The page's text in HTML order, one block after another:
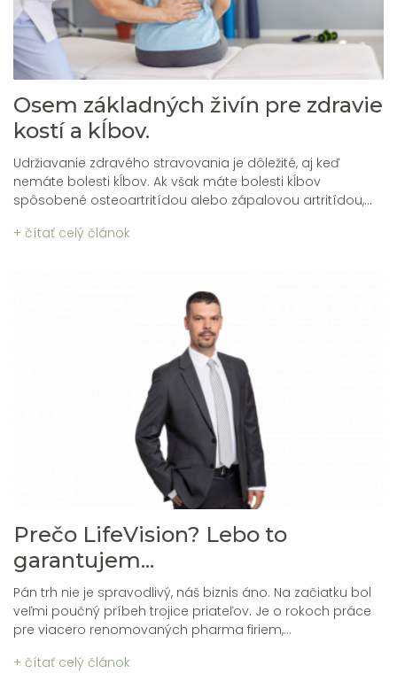
Osem základných živín pre zdravie
kostí a kĺbov.
Udržiavanie zdravého stravovania je dôležité, aj keď
nemáte bolesti kĺbov. Ak však máte bolesti kĺbov
spôsobené osteoartritídou alebo zápalovou artritídou,...
+ čítať celý článok
Prečo LifeVision? Lebo to
garantujem...
Pán trh nie je spravodlivý, náš biznis áno. Na začiatku bol
veľmi poučný príbeh trojice priateľov. Je o rokoch práce
pre viacero renomovaných pharma firiem,...
+ čítať celý článok